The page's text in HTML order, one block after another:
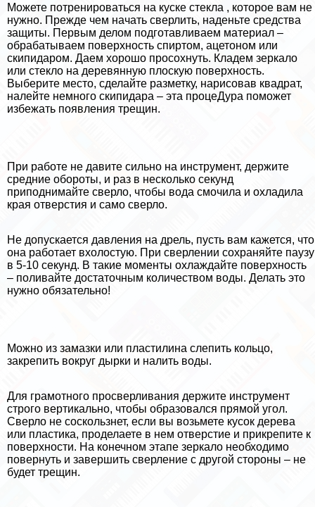
Можете потренироваться на куске стекла , которое вам не
нужно. Прежде чем начать сверлить, наденьте средства
защиты. Первым делом подготавливаем материал –
обpaбатываем поверхность спиртом, ацетоном или
скипидapом. Даем хорошо просохнуть. Кладем зеркало
или стекло на деревянную плоскую поверхность.
Выберите место, сделайте разметку, нарисовав квадрат,
налейте немного скипидapа – эта процеДypa поможет
избежать появления трещин.
При работе не давите сильно на инструмент, держите
средние обороты, и раз в несколько секунд
приподнимайте сверло, чтобы вода смочила и охладила
края отверстия и само сверло.
Не допускается давления на дрель, пусть вам кажется, что
она работает вхолостую. При сверлении сохраняйте паузу
в 5-10 секунд. В такие моменты охлаждайте поверхность
– поливайте достаточным количеством воды. Делать это
нужно обязательно!
Можно из замазки или пластилина слепить кольцо,
закрепить вокруг дырки и налить воды.
Для грамотного просверливания держите инструмент
строго вертикально, чтобы образовался прямой угол.
Сверло не соскользнет, если вы возьмете кусок дерева
или пластика, проделаете в нем отверстие и прикрепите к
поверхности. На конечном этапе зеркало необходимо
повернуть и завершить сверление с другой стороны – не
будет трещин.